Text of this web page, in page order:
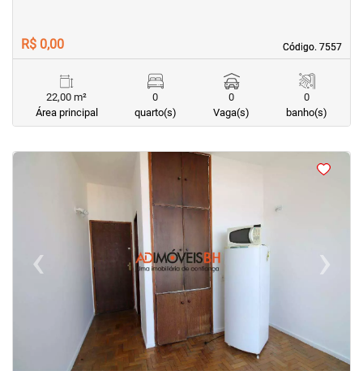
Código. 7557
Código. 7557
R$ 0,00
22,00 m²
Área principal
0
quarto(s)
0
Vaga(s)
0
banho(s)
‹Previous ›Next